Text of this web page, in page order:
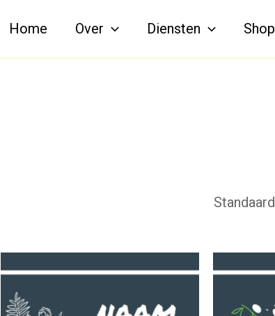
Home Over Diensten Shop